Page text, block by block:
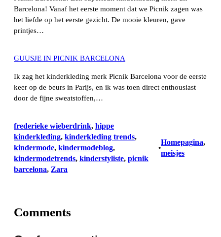
Barcelona! Vanaf het eerste moment dat we Picnik zagen was
het liefde op het eerste gezicht. De mooie kleuren, gave
printjes…
GUUSJE IN PICNIK BARCELONA
Ik zag het kinderkleding merk Picnik Barcelona voor de eerste
keer op de beurs in Parijs, en ik was toen direct enthousiast
door de fijne sweatstoffen,…
frederieke wieberdrink, hippe
kinderkleding, kinderkleding trends
kindermode, kindermodeblog
kindermodetrends, kinderstyliste, picnik
barcelona, Zara
•
Homepagina
meisjes
Comments